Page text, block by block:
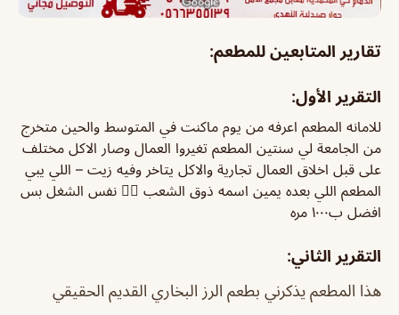
تقارير المتابعين للمطعم:
التقرير الأول:
للامانه المطعم اعرفه من يوم ماكنت في المتوسط والحين متخرج
من الجامعة لي سنتين المطعم تغيروا العمال وصار الاكل مختلف
على قبل اخلاق العمال تجارية والاكل يتاخر وفيه زيت – اللي يبي
المطعم اللي بعده يمين اسمه ذوق الشعب 👌🏻 نفس الشغل بس
افضل ب١٠٠٠ مره
التقرير الثاني:
هذا المطعم يذكرني بطعم الرز البخاري القديم الحقيقي